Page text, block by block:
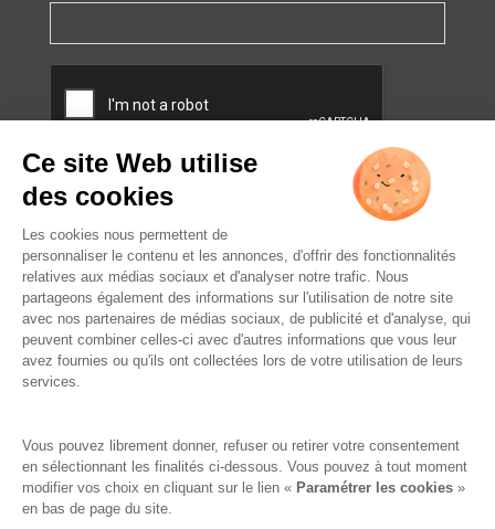
MODÉRATION.
Famille Lafage